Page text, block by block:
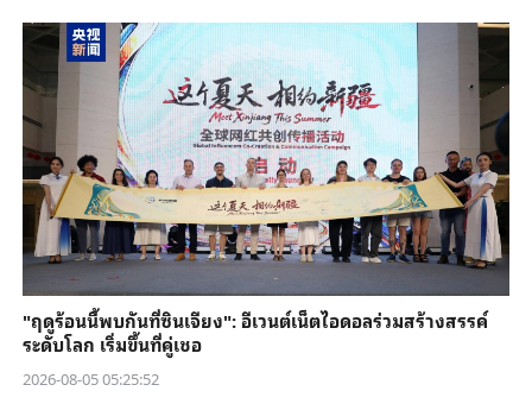
"ฤดูร้อนนี้พบกันที่ซินเจียง": อีเวนต์เน็ตไอดอลร่วมสร้างสรรค์
ระดับโลก เริ่มขึ้นที่คู่เชอ
2026-08-05 05:25:52